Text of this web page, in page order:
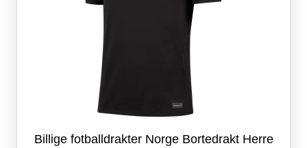
Billige fotballdrakter Norge Bortedrakt Herre